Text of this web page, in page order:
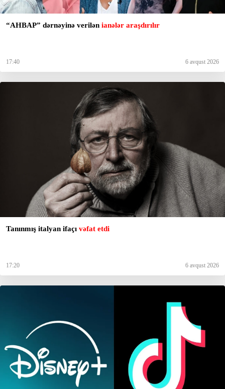
“AHBAP” dərnəyinə verilən ianələr araşdırılır
17:40 6 avqust 2026
Tanınmış italyan ifaçı vəfat etdi
17:20 6 avqust 2026